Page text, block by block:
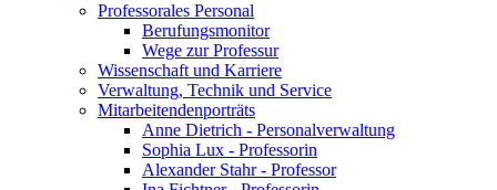
Professorales Personal
Berufungsmonitor
Wege zur Professur
Wissenschaft und Karriere
Verwaltung, Technik und Service
Mitarbeitendenporträts
Anne Dietrich - Personalverwaltung
Sophia Lux - Professorin
Alexander Stahr - Professor